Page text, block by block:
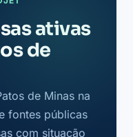
ativas
de
de Minas na
fontes públicas
com situação